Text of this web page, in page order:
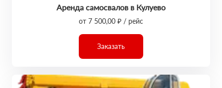
Аренда самосвалов в Кулуево
от 7 500,00 ₽ / рейс
Заказать